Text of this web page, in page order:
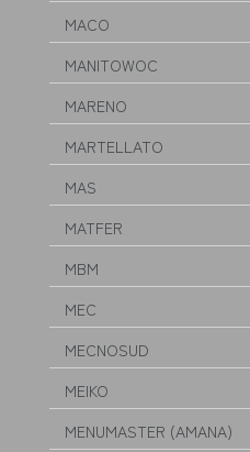
MACO
MANITOWOC
MARENO
MARTELLATO
MAS
MATFER
MBM
MEC
MECNOSUD
MEIKO
MENUMASTER (AMANA)